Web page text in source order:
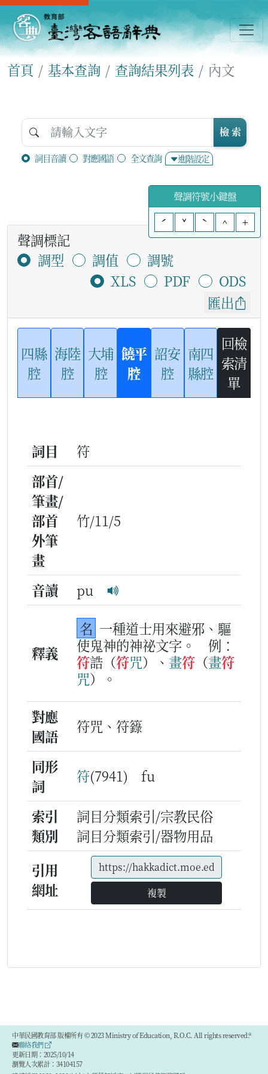
首頁 基本查詢 查詢結果列表 內文
詞目音讀 對應國語 全文查詢 進階設定
檢 索
聲調符號小鍵盤
ˊ
ˇ ˋ ^ +
聲調標記
調型
調值
調號
XLS
PDF
ODS
匯出
四縣
腔
海陸
腔
大埔
腔
饒平
腔
詔安
腔
南四
縣腔
回檢
索清
單
詞目
符
部首/
筆畫/
部首
外筆
畫
竹/11/5
音讀 pu
釋義
名 一種道士用來避邪、驅
使鬼神的神祕文字。
例：
符誥（符咒）、 畫符 （畫符
咒）。
對應
國語
符咒、符籙
同形
詞
符(7941) fu
索引
類別
詞目分類索引/宗教民俗
詞目分類索引/器物用品
引用
網址
複製
中華民國教育部 版權所有 © 2023 Ministry of Education, R.O.C. All rights reserved.®
聯絡我們
更新日期：2025/10/14
瀏覽人次累計：34104157